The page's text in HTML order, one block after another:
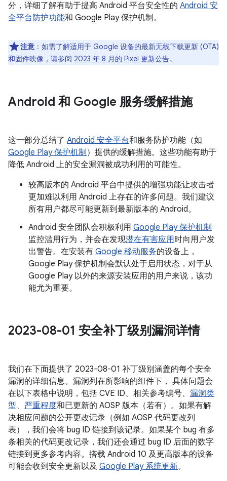
分，详细了解有助于提高 Android 平台安全性的 Android 安
全平台防护功能和 Google Play 保护机制。
注意 ：如需了解适用于 Google 设备的最新无线下载更新 (OTA)
和固件映像，请参阅 2023 年 8 月的 Pixel 更新公告。
Android 和 Google 服务缓解措施
这一部分总结了 Android 安全平台和服务防护功能（如
Google Play 保护机制 ）提供的缓解措施。这些功能有助于
降低 Android 上的安全漏洞被成功利用的可能性。
较高版本的 Android 平台中提供的增强功能让攻击者
更加难以利用 Android 上存在的许多问题。我们建议
所有用户都尽可能更新到最新版本的 Android。
Android 安全团队会积极利用 Google Play 保护机制
监控滥用行为，并会在发现潜在有害应用时向用户发
出警告。在安装有 Google 移动服务的设备上，
Google Play 保护机制会默认处于启用状态，对于从
Google Play 以外的来源安装应用的用户来说，该功
能尤为重要。
2023-08-01 安全补丁级别漏洞详情
我们在下面提供了 2023-08-01 补丁级别涵盖的每个安全
漏洞的详细信息。漏洞列在所影响的组件下， 具体问题会
在以下表格中说明，包括 CVE ID、相关参考编号、 漏洞类
型、 严重程度和已更新的 AOSP 版本（若有）。如果有解
决相应问题的公开更改记录（例如 AOSP 代码更改列
表），我们会将 bug ID 链接到该记录。如果某个 bug 有多
条相关的代码更改记录，我们还会通过 bug ID 后面的数字
链接到更多参考内容。搭载 Android 10 及更高版本的设备
可能会收到安全更新以及 Google Play 系统更新。